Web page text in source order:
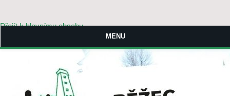
Přejít k hlavnímu obsahu
MENU